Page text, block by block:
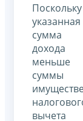
Поскольку
указанная
сумма
дохода
меньше
суммы
вычета